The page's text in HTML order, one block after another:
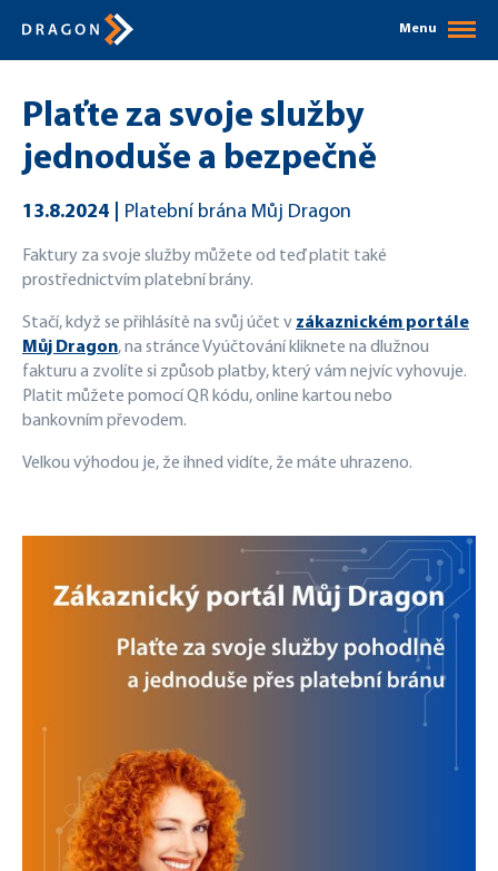
Menu
Plaťte za svoje služby
jednoduše a bezpečně
13.8.2024 Platební brána Můj Dragon
Faktury za svoje služby můžete od teď platit také
prostřednictvím platební brány.
Stačí, když se přihlásítě na svůj účet v zákaznickém portále
Můj Dragon, na stránce Vyúčtování kliknete na dlužnou
fakturu a zvolíte si způsob platby, který vám nejvíc vyhovuje.
Platit můžete pomocí QR kódu, online kartou nebo
bankovním převodem.
Velkou výhodou je, že ihned vidíte, že máte uhrazeno.